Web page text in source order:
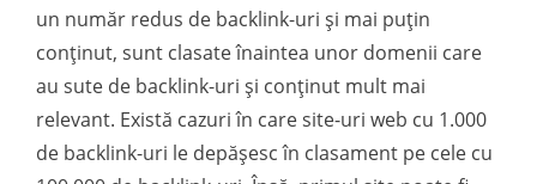
un număr redus de backlink-uri și mai puțin
conținut, sunt clasate înaintea unor domenii care
au sute de backlink-uri și conținut mult mai
relevant. Există cazuri în care site-uri web cu 1.000
de backlink-uri le depășesc în clasament pe cele cu